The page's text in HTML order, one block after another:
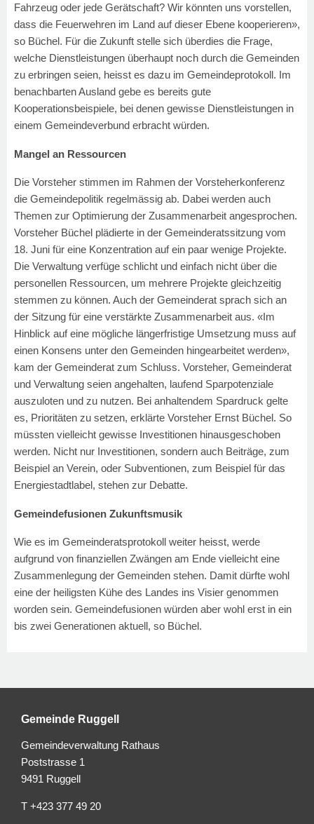
Fahrzeug oder jede Gerätschaft? Wir könnten uns vorstellen,
dass die Feuerwehren im Land auf dieser Ebene kooperieren»,
so Büchel. Für die Zukunft stelle sich überdies die Frage,
welche Dienstleistungen überhaupt noch durch die Gemeinden
zu erbringen seien, heisst es dazu im Gemeindeprotokoll. Im
benachbarten Ausland gebe es bereits gute
Kooperationsbeispiele, bei denen gewisse Dienstleistungen in
einem Gemeindeverbund erbracht würden.
Mangel an Ressourcen
Die Vorsteher stimmen im Rahmen der Vorsteherkonferenz
die Gemeindepolitik regelmässig ab. Dabei werden auch
Themen zur Optimierung der Zusammenarbeit angesprochen.
Vorsteher Büchel plädierte in der Gemeinderatssitzung vom
18. Juni für eine Konzentration auf ein paar wenige Projekte.
Die Verwaltung verfüge schlicht und einfach nicht über die
personellen Ressourcen, um mehrere Projekte gleichzeitig
stemmen zu können. Auch der Gemeinderat sprach sich an
der Sitzung für eine verstärkte Zusammenarbeit aus. «Im
Hinblick auf eine mögliche längerfristige Umsetzung muss auf
einen Konsens unter den Gemeinden hingearbeitet werden»,
kam der Gemeinderat zum Schluss. Vorsteher, Gemeinderat
und Verwaltung seien angehalten, laufend Sparpotenziale
auszuloten und zu nutzen. Bei anhaltendem Spardruck gelte
es, Prioritäten zu setzen, erklärte Vorsteher Ernst Büchel. So
müssten vielleicht gewisse Investitionen hinausgeschoben
werden. Nicht nur Investitionen, sondern auch Beiträge, zum
Beispiel an Verein, oder Subventionen, zum Beispiel für das
Energiestadtlabel, stehen zur Debatte.
Gemeindefusionen Zukunftsmusik
Wie es im Gemeinderatsprotokoll weiter heisst, werde
aufgrund von finanziellen Zwängen am Ende vielleicht eine
Zusammenlegung der Gemeinden stehen. Damit dürfte wohl
eine der heiligsten Kühe des Landes ins Visier genommen
worden sein. Gemeindefusionen würden aber wohl erst in ein
bis zwei Generationen aktuell, so Büchel.
Gemeinde Ruggell
Gemeindeverwaltung Rathaus
Poststrasse 1
9491 Ruggell
T +423 377 49 20